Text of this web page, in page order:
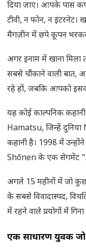
दिया जाए। आपके पास
टीवी, न फोन, न इंटरनेट।
मैगज़ीन में छपे कूपन भरकर
अगर इनाम में खाना
सबसे चौंकाने वाली बात,
रहे हों, जबकि आपको
यह कोई काल्पनिक
Hamatsu, जिन्हें दुनिया
कहानी है। 1998 में
Shōnen के एक सेगमेंट
अगले 15 महीनों में जो
के सबसे विवादास्पद,
में रहने वाले प्रयोगों में
एक साधारण युवक